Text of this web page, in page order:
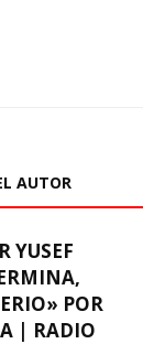
AUTOR
YUSEF
POR
| RADIO